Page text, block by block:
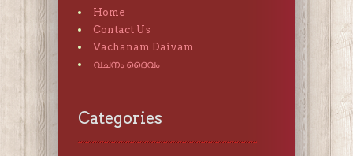
Home
Contact Us
Vachanam Daivam
വചനം ദൈവം
Categories